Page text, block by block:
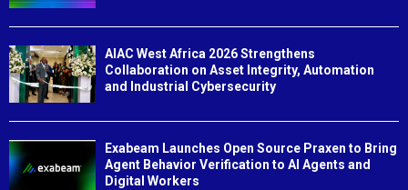
AIAC West Africa 2026 Strengthens
Collaboration on Asset Integrity, Automation
and Industrial Cybersecurity
Exabeam Launches Open Source Praxen to Bring
Agent Behavior Verification to AI Agents and
Digital Workers